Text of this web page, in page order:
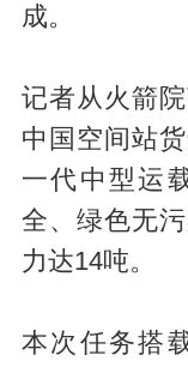
成。
记者从火箭
中国空间站
一代中型运
全、绿色无
力达14吨。
本次任务搭